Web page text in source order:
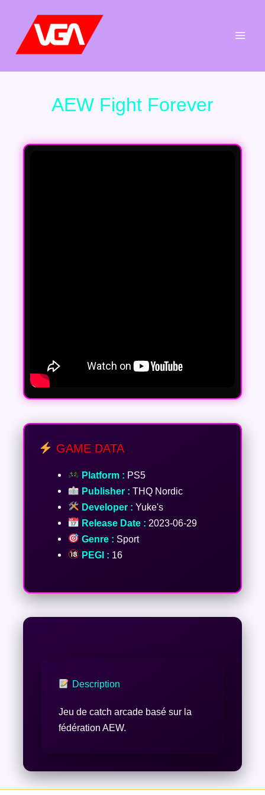
contenu
AEW Fight Forever
GAME DATA
Platform : PS5
Publisher : THQ Nordic
Developer : Yuke's
Release Date : 2023-06-29
Genre : Sport
PEGI : 16
Description
Jeu de catch arcade basé sur la
fédération AEW.